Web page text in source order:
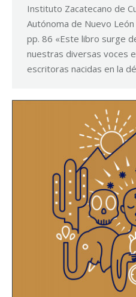
Instituto Zacatecano de
Autónoma de Nuevo
pp. 86 «Este libro surge
nuestras diversas voces
escritoras nacidas en la